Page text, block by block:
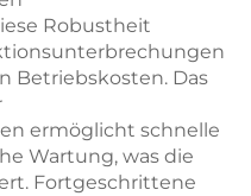
Robustheit
Betriebskosten. Das
ermöglicht schnelle
Wartung, was die
Fortgeschrittene